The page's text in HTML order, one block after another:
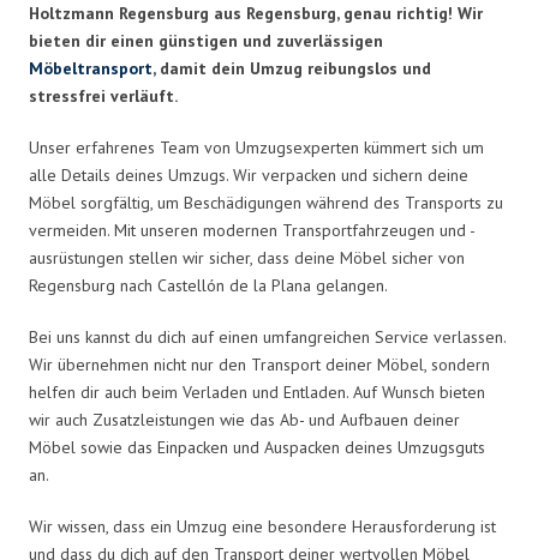
Holtzmann Regensburg aus Regensburg, genau richtig! Wir
bieten dir einen günstigen und zuverlässigen
Möbeltransport, damit dein Umzug reibungslos und
stressfrei verläuft.
Unser erfahrenes Team von Umzugsexperten kümmert sich um
alle Details deines Umzugs. Wir verpacken und sichern deine
Möbel sorgfältig, um Beschädigungen während des Transports zu
vermeiden. Mit unseren modernen Transportfahrzeugen und -
ausrüstungen stellen wir sicher, dass deine Möbel sicher von
Regensburg nach Castellón de la Plana gelangen.
Bei uns kannst du dich auf einen umfangreichen Service verlassen.
Wir übernehmen nicht nur den Transport deiner Möbel, sondern
helfen dir auch beim Verladen und Entladen. Auf Wunsch bieten
wir auch Zusatzleistungen wie das Ab- und Aufbauen deiner
Möbel sowie das Einpacken und Auspacken deines Umzugsguts
an.
Wir wissen, dass ein Umzug eine besondere Herausforderung ist
und dass du dich auf den Transport deiner wertvollen Möbel